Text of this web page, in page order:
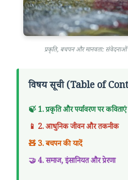
प्रकृति, बचपन और मानवता: संवेदनाओं
विषय सूची (Table of
🍃 1. प्रकृति और पर्यावरण पर कविताएं
📱 2. आधुनिक जीवन और तकनीक
🧸 3. बचपन की यादें
🤝 4. समाज, इंसानियत और प्रेरणा